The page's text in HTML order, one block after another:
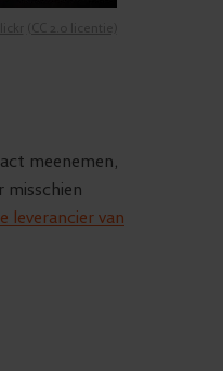
meenemen,
misschien
leverancier van